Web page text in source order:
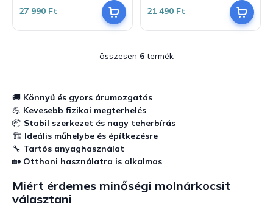
27 990 Ft 21 490 Ft
L
t
a
i
r
á
y
t
összesen 6 termék
🚚 Könnyű és gyors árumozgatás
💪 Kevesebb fizikai megterhelés
📦 Stabil szerkezet és nagy teherbírás
🏗️ Ideális műhelybe és építkezésre
🔧 Tartós anyaghasználat
🏡 Otthoni használatra is alkalmas
Miért érdemes minőségi molnárkocsit
választani